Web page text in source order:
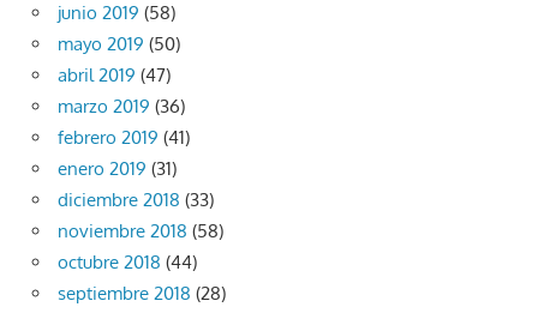
junio 2019 (58)
mayo 2019 (50)
abril 2019 (47)
marzo 2019 (36)
febrero 2019 (41)
enero 2019 (31)
diciembre 2018 (33)
noviembre 2018 (58)
octubre 2018 (44)
septiembre 2018 (28)